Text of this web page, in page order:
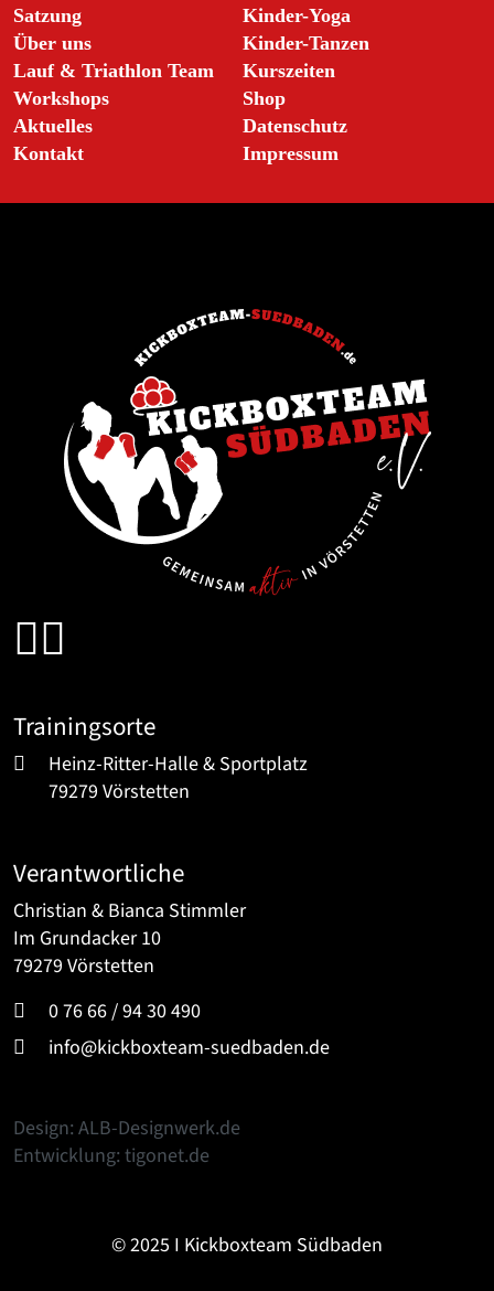
Satzung
Über uns
Kinder-Yoga
Kinder-Tanzen
Lauf & Triathlon Team
Workshops
Aktuelles
Kontakt
Kurszeiten
Shop
Datenschutz
Impressum
Verantwortliche
Christian & Bianca Stimmler
Im Grundacker 10
79279 Vörstetten
0 76 66 / 94 30 490
info@kickboxteam-suedbaden.de
Trainingsorte
Heinz-Ritter-Halle & Sportplatz
79279 Vörstetten
© 2025 I Kickboxteam Südbaden
Design: ALB-Designwerk.de
Entwicklung: tigonet.de